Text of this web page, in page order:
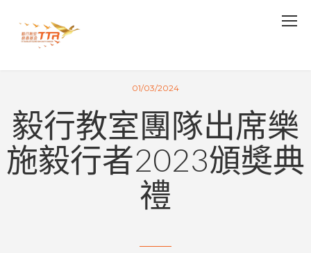
01/03/2024
毅行教室團隊出席樂
施毅行者2023頒奬典
禮